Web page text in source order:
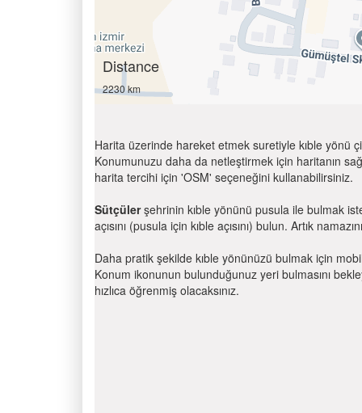
Distance
2230 km
Harita üzerinde hareket etmek suretiyle kıble yönü
Konumunuzu daha da netleştirmek için haritanın
harita tercihi için 'OSM' seçeneğini kullanabilirsiniz.
Sütçülerşehrinin kıble yönünü pusula ile bulmak
açısını (pusula için kıble açısını) bulun. Artık
Daha pratik şekilde kıble yönünüzü bulmak için
Konum ikonunun bulunduğunuz yeri bulmasını
hızlıca öğrenmiş olacaksınız.